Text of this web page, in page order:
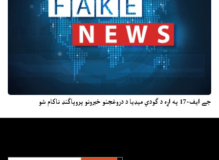
جے ایف-17 په اړه د ګودي میډیا د دروغجنو خبرونو پروپاګنډ ناکام شو